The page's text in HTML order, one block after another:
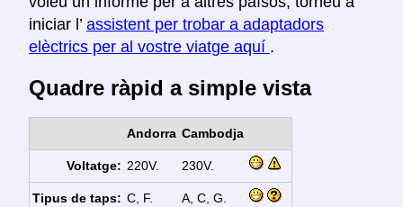
iniciar l’ assistent per trobar a adaptadors
elèctrics per al vostre viatge aquí .
Quadre ràpid a simple vista
Andorra Cambodja
Voltatge: 220V. 230V.
Tipus de taps: C, F. A, C, G.